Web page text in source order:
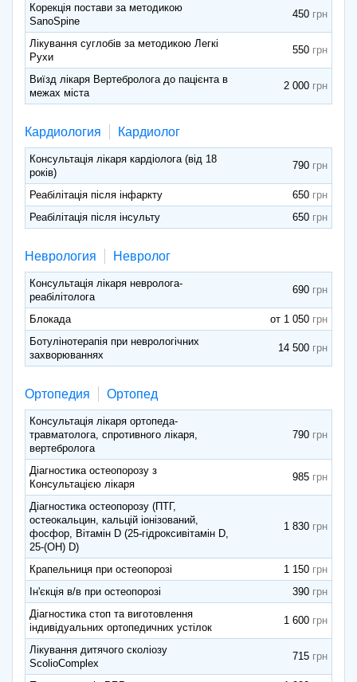
Корекція постави за методикою
SanoSpine
450
Лікування суглобів за методикою Легкі
Рухи
550
Виїзд лікаря Вертебролога до пацієнта в
межах міста
2 000
Кардиология Кардиолог
Консультація лікаря кардіолога (від 18
років)
790
Реабілітація після інфаркту
650
Реабілітація після інсульту
650
Неврология Невролог
Консультація лікаря невролога-
реабілітолога
690
Блокада
от 1 050
Ботулінотерапія при неврологічних
захворюваннях
14 500
Ортопедия Ортопед
Консультація лікаря ортопеда-
травматолога, спротивного лікаря,
вертебролога
790
Діагностика остеопорозу з
Консультацією лікаря
985
Діагностика остеопорозу (ПТГ,
остеокальцин, кальцій іонізований,
фосфор, Вітамін D (25-гідроксивітамін D,
25-(OH) D)
1 830
Крапельниця при остеопорозі
1 150
Ін'єкція в/в при остеопорозі
390
Діагностика стоп та виготовлення
індивідуальних ортопедичних устілок
1 600
Лікування дитячого сколіозу
ScolioComplex
715